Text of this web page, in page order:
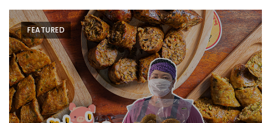
เอง?
SHOP
TOP
10
รีวิว
FEATURED